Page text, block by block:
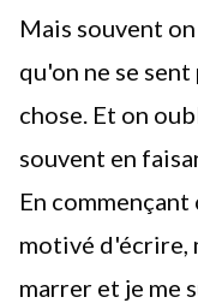
Mais souvent
qu'on ne se
chose. Et on
souvent en
En
motivé d'écrire,
marrer et je me